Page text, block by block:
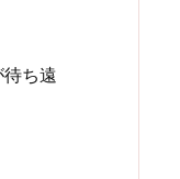
ち遠